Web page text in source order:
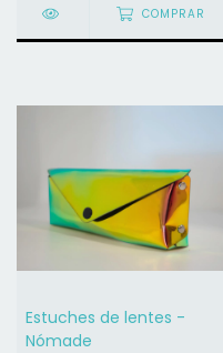
COMPRAR
Estuches de lentes -
Nómade